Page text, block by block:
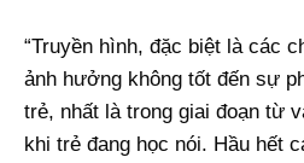
“Truyền hình, đặc biệt là các
ảnh hưởng không tốt đến sự
trẻ, nhất là trong giai đoạn từ
khi trẻ đang học nói. Hầu hết